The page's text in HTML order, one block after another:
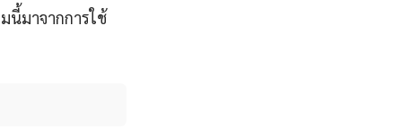
นี้มาจากการใช้